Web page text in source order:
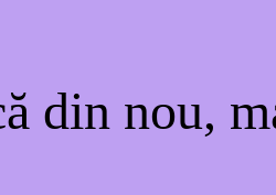
din nou,